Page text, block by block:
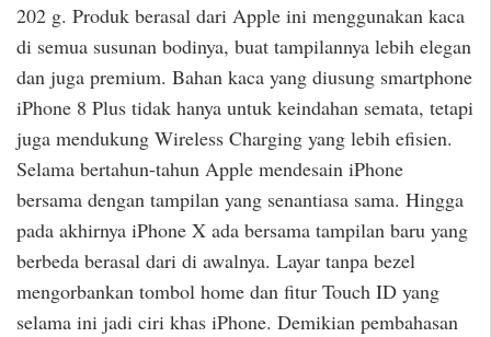
202 g. Produk berasal dari Apple ini menggunakan kaca
di semua susunan bodinya, buat tampilannya lebih elegan
dan juga premium. Bahan kaca yang diusung smartphone
iPhone 8 Plus tidak hanya untuk keindahan semata, tetapi
juga mendukung Wireless Charging yang lebih efisien.
Selama bertahun-tahun Apple mendesain iPhone
bersama dengan tampilan yang senantiasa sama. Hingga
pada akhirnya iPhone X ada bersama tampilan baru yang
berbeda berasal dari di awalnya. Layar tanpa bezel
mengorbankan tombol home dan fitur Touch ID yang
selama ini jadi ciri khas iPhone. Demikian pembahasan